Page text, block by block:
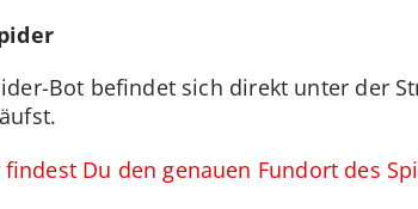
Bot befindet sich direkt unter der
findest Du den genauen Fundort des